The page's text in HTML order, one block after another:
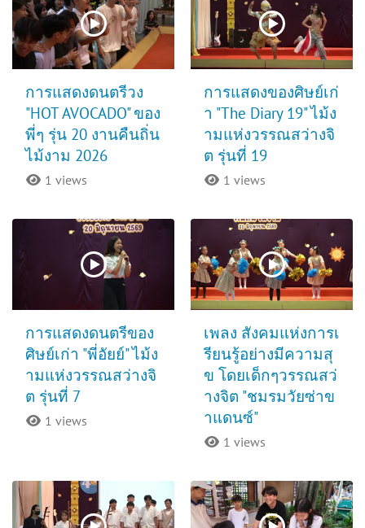
การแสดงดนตรีวง
"HOT AVOCADO" ของ
พี่ๆ รุ่น 20 งานคืนถิ่น
ไม้งาม 2026
1 views
การแสดงของศิษย์เก่
า "The Diary 19" ไม้ง
ามแห่งวรรณสว่างจิ
ต รุ่นที่ 19
1 views
การแสดงดนตรีของ
ศิษย์เก่า "พี่อัยย์" ไม้ง
ามแห่งวรรณสว่างจิ
ต รุ่นที่ 7
1 views
เพลง สังคมแห่งการเ
รียนรู้อย่างมีความสุ
ข โดยเด็กๆวรรณสว่
างจิต "ชมรมวัยซ่าข
าแดนซ์"
1 views